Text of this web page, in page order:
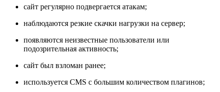
сайт регулярно подвергается атакам;
наблюдаются резкие скачки нагрузки на сервер;
появляются неизвестные пользователи или
подозрительная активность;
сайт был взломан ранее;
используется CMS с большим количеством плагинов;